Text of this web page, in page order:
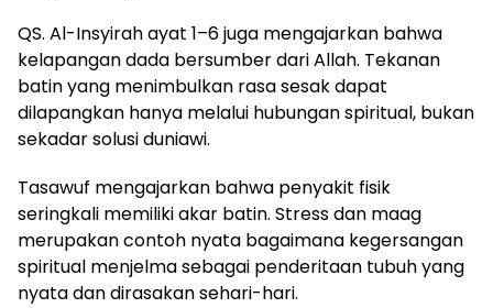
QS. Al-Insyirah ayat 1–6 juga mengajarkan bahwa
kelapangan dada bersumber dari Allah. Tekanan
batin yang menimbulkan rasa sesak dapat
dilapangkan hanya melalui hubungan spiritual, bukan
sekadar solusi duniawi.
Tasawuf mengajarkan bahwa penyakit fisik
seringkali memiliki akar batin. Stress dan maag
merupakan contoh nyata bagaimana kegersangan
spiritual menjelma sebagai penderitaan tubuh yang
nyata dan dirasakan sehari-hari.